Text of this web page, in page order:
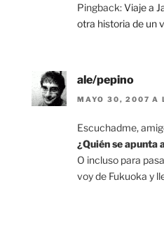
Pingback:Viaje a
otra historia de un
ale/pepino
MAYO 30, 2007 A
Escuchadme,
¿Quién se apunta
O incluso para
voy de Fukuoka y